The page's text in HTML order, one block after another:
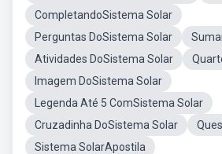
CompletandoSistema Solar
Perguntas DoSistema Solar
Atividades DoSistema Solar
Imagem DoSistema Solar
Legenda Até 5 ComSistema Solar
Cruzadinha DoSistema Solar
Sistema SolarApostila